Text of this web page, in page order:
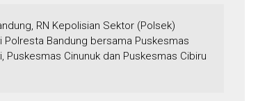
RN Kepolisian Sektor (Polsek)
Polresta Bandung bersama Puskesmas
Puskesmas Cinunuk dan Puskesmas Cibiru